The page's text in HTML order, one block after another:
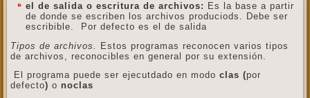
el de salida o escritura de archivos: Es la base a partir
de donde se escriben los archivos produciods. Debe ser
escribible. Por defecto es el de salida
Tipos de archivos.
Estos programas reconocen varios tipos
de archivos, reconocibles en general por su extensión.
El programa puede ser ejecutdado en modoclas (por
defecto) o noclas